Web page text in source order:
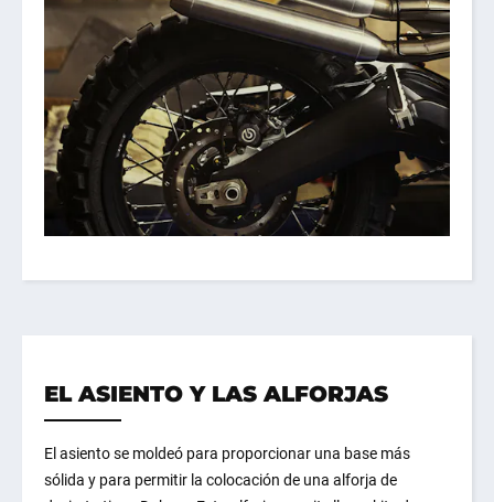
EL ASIENTO Y LAS ALFORJAS
El asiento se moldeó para proporcionar una base más
sólida y para permitir la colocación de una alforja de